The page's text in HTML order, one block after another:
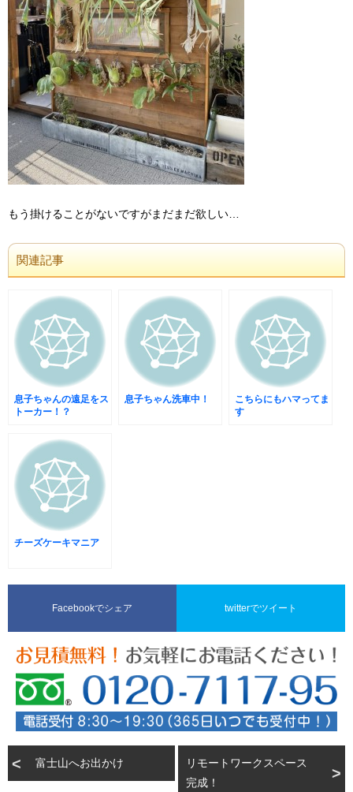
もう掛けることがないですがまだまだ欲しい…
関連記事
息子ちゃんの遠足をス
トーカー！？
息子ちゃん洗車中！
こちらにもハマってま
す
チーズケーキマニア
Facebookでシェア twitterでツイート
富士山へお出かけ
リモートワークスペース
完成！